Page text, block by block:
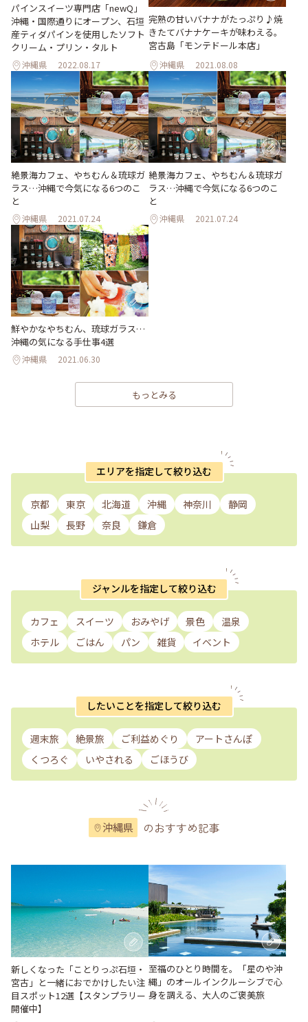
パインスイーツ専門店「newQ」
沖縄・国際通りにオープン、石垣
産ティダパインを使用したソフト
クリーム・プリン・タルト
沖縄県 2022.08.17
完熟の甘いバナナがたっぷり♪焼
きたてバナナケーキが味わえる。
宮古島「モンテドール本店」
沖縄県 2021.08.08
絶景海カフェ、やちむん＆琉球ガ
ラス…沖縄で今気になる6つのこ
と
沖縄県 2021.07.24
絶景海カフェ、やちむん＆琉球ガ
ラス…沖縄で今気になる6つのこ
と
沖縄県 2021.07.24
鮮やかなやちむん、琉球ガラス…
沖縄の気になる手仕事4選
沖縄県 2021.06.30
もっとみる
エリアを指定して絞り込む
京都 東京 北海道 沖縄 神奈川
静岡
山梨
長野 奈良 鎌倉
ジャンルを指定して絞り込む
カフェ スイーツ おみやげ 景色
温泉
ホテル
ごはん パン 雑貨 イベント
したいことを指定して絞り込む
週末旅 絶景旅 ご利益めぐり
アートさんぽ
くつろぐ
いやされる ごほうび
沖縄県 のおすすめ記事
新しくなった「ことりっぷ石垣・
宮古」と一緒におでかけしたい注
目スポット12選【スタンプラリー
開催中】
至福のひとり時間を。「星のや沖
縄」のオールインクルーシブで心
身を調える、大人のご褒美旅